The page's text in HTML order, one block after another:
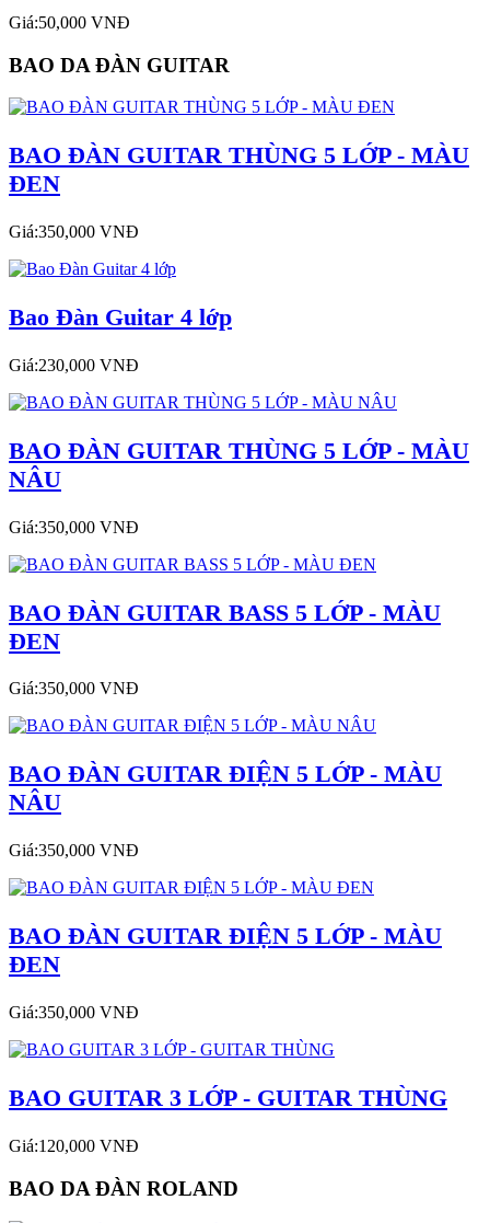
Giá:50,000 VNĐ
BAO DA ĐÀN GUITAR
BAO ĐÀN GUITAR THÙNG 5 LỚP - MÀU
ĐEN
Giá:350,000 VNĐ
Bao Đàn Guitar 4 lớp
Giá:230,000 VNĐ
BAO ĐÀN GUITAR THÙNG 5 LỚP - MÀU
NÂU
Giá:350,000 VNĐ
BAO ĐÀN GUITAR BASS 5 LỚP - MÀU
ĐEN
Giá:350,000 VNĐ
BAO ĐÀN GUITAR ĐIỆN 5 LỚP - MÀU
NÂU
Giá:350,000 VNĐ
BAO ĐÀN GUITAR ĐIỆN 5 LỚP - MÀU
ĐEN
Giá:350,000 VNĐ
BAO GUITAR 3 LỚP - GUITAR THÙNG
Giá:120,000 VNĐ
BAO DA ĐÀN ROLAND